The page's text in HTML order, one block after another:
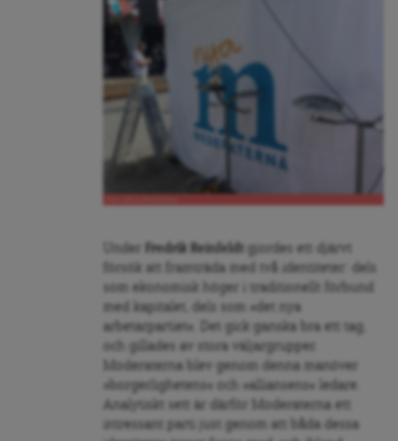
Under Fredrik Reinfeldt
gjordes ett djärvt
försök att framträda med två identiteter: dels
som ekonomisk höger i traditionellt förbund
med kapitalet, dels som »det nya
arbetarpartiet«. Det gick ganska bra ett tag,
och gillades av stora väljargrupper.
Moderaterna blev genom denna manöver
»borgerlighetens« och »alliansens« ledare.
Analytiskt sett är därför Moderaterna ett
intressant parti just genom att båda dessa